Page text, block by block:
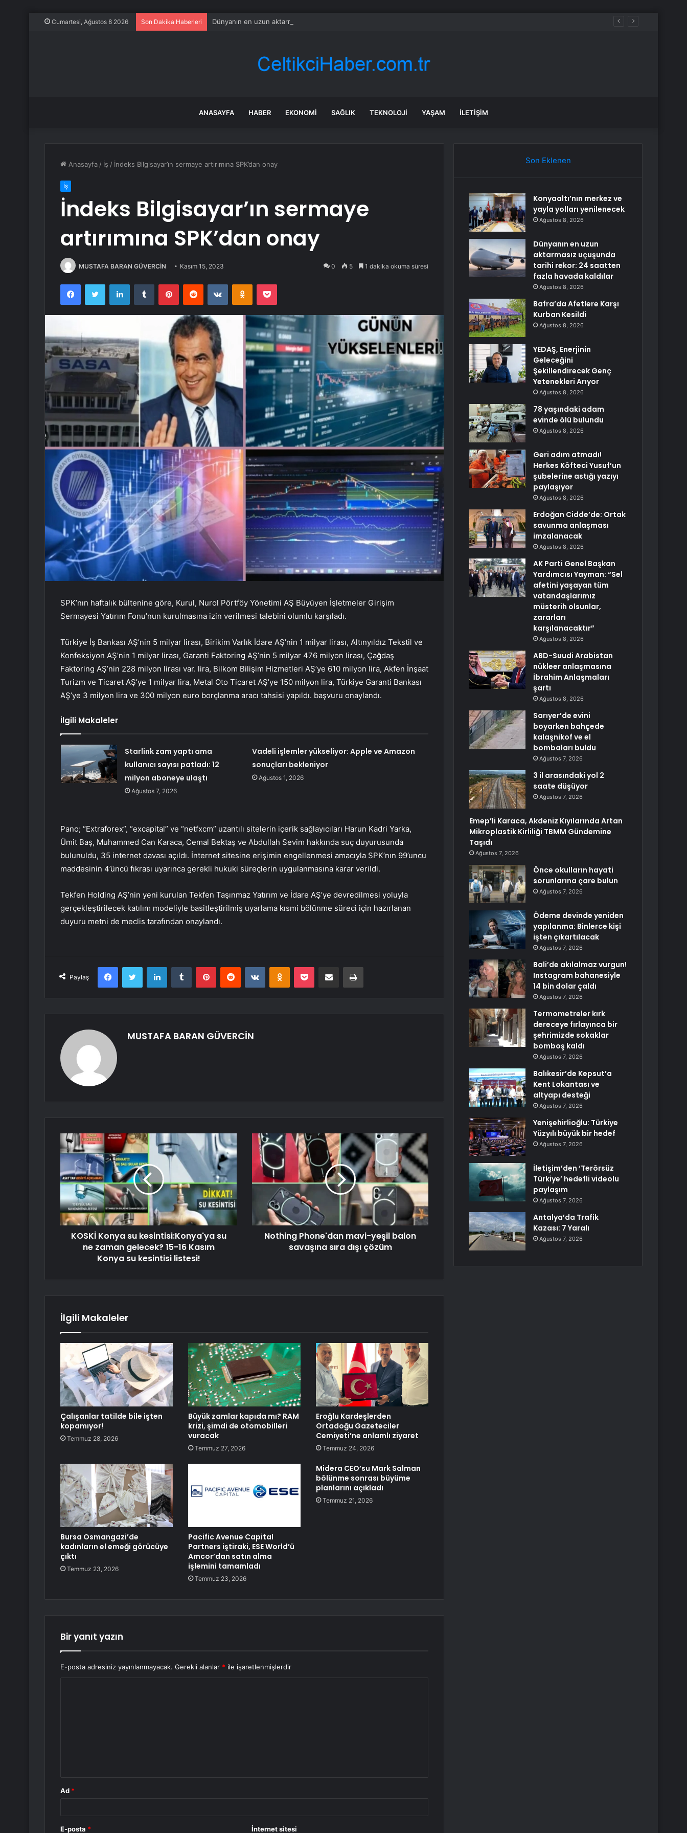
Cumartesi, Ağustos 8 2026 Son Dakika Haberleri Dünyanın en uzun aktarmasız uçuşunda tarihi rekor: 24 saatten fazla havada kaldılar
ANASAYFA HABER EKONOMI SAĞLIK TEKNOLOJI YAŞAM İLETIŞIM
Anasayfa / İş / İndeks Bilgisayar’ın sermaye artırımına SPK’dan onay
İş
İndeks Bilgisayar’ın sermaye
artırımına SPK’dan onay
MUSTAFA BARAN GÜVERCİN Kasım 15, 2023 0 5 1 dakika okuma süresi
FacebookTwitter LinkedInTumblr PinterestReddit VKontakteOdnoklassniki
Pocket
SPK’nın haftalık bültenine göre, Kurul, Nurol Pörtföy Yönetimi AŞ Büyüyen İşletmeler Girişim
Sermayesi Yatırım Fonu’nun kurulmasına izin verilmesi talebini olumlu karşıladı.
Türkiye İş Bankası AŞ’nin 5 milyar lirası, Birikim Varlık İdare AŞ’nin 1 milyar lirası, Altınyıldız Tekstil ve
Konfeksiyon AŞ’nin 1 milyar lirası, Garanti Faktoring AŞ’nin 5 milyar 476 milyon lirası, Çağdaş
Faktoring AŞ’nin 228 milyon lirası var. lira, Bilkom Bilişim Hizmetleri AŞ’ye 610 milyon lira, Akfen İnşaat
Turizm ve Ticaret AŞ’ye 1 milyar lira, Metal Oto Ticaret AŞ’ye 150 milyon lira, Türkiye Garanti Bankası
AŞ’ye 3 milyon lira ve 300 milyon euro borçlanma aracı tahsisi yapıldı. başvuru onaylandı.
İlgili Makaleler
Starlink zam yaptı ama
kullanıcı sayısı patladı: 12
milyon aboneye ulaştı
Ağustos 7, 2026
Vadeli işlemler yükseliyor: Apple ve Amazon
sonuçları bekleniyor
Ağustos 1, 2026
Pano; “Extraforex”, “excapital” ve “netfxcm” uzantılı sitelerin içerik sağlayıcıları Harun Kadri Yarka,
Ümit Baş, Muhammed Can Karaca, Cemal Bektaş ve Abdullah Sevim hakkında suç duyurusunda
bulunuldu, 35 internet davası açıldı. İnternet sitesine erişimin engellenmesi amacıyla SPK’nın 99’uncu
maddesinin 4’üncü fıkrası uyarınca gerekli hukuki süreçlerin uygulanmasına karar verildi.
Tekfen Holding AŞ’nin yeni kurulan Tekfen Taşınmaz Yatırım ve İdare AŞ’ye devredilmesi yoluyla
gerçekleştirilecek katılım modeliyle basitleştirilmiş uyarlama kısmi bölünme süreci için hazırlanan
duyuru metni de meclis tarafından onaylandı.
Paylaş
FacebookTwitter LinkedInTumblr PinterestReddit VKontakteOdnoklassniki
Pocket E-Posta ile paylaş Yazdır
MUSTAFA BARAN GÜVERCİN
KOSKİ Konya su kesintisi:Konya'ya su
ne zaman gelecek? 15-16 Kasım
Konya su kesintisi listesi!
Nothing Phone'dan mavi-yeşil balon
savaşına sıra dışı çözüm
İlgili Makaleler
Çalışanlar tatilde bile işten
kopamıyor!
Temmuz 28, 2026
Büyük zamlar kapıda mı? RAM
krizi, şimdi de otomobilleri
vuracak
Temmuz 27, 2026
Eroğlu Kardeşlerden
Ortadoğu Gazeteciler
Cemiyeti’ne anlamlı ziyaret
Temmuz 24, 2026
Bursa Osmangazi’de
kadınların el emeği görücüye
çıktı
Temmuz 23, 2026
Pacific Avenue Capital
Partners iştiraki, ESE World’ü
Amcor’dan satın alma
işlemini tamamladı
Temmuz 23, 2026
Midera CEO’su Mark Salman
bölünme sonrası büyüme
planlarını açıkladı
Temmuz 21, 2026
Bir yanıt yazın
E-posta adresiniz yayınlanmayacak. Gerekli alanlar * ile işaretlenmişlerdir
Ad *
E-posta * İnternet sitesi
Son Eklenen
Konyaaltı’nın merkez ve
yayla yolları yenilenecek
Ağustos 8, 2026
Dünyanın en uzun
aktarmasız uçuşunda
tarihi rekor: 24 saatten
fazla havada kaldılar
Ağustos 8, 2026
Bafra’da Afetlere Karşı
Kurban Kesildi
Ağustos 8, 2026
YEDAŞ, Enerjinin
Geleceğini
Şekillendirecek Genç
Yetenekleri Arıyor
Ağustos 8, 2026
78 yaşındaki adam
evinde ölü bulundu
Ağustos 8, 2026
Geri adım atmadı!
Herkes Köfteci Yusuf’un
şubelerine astığı yazıyı
paylaşıyor
Ağustos 8, 2026
Erdoğan Cidde’de: Ortak
savunma anlaşması
imzalanacak
Ağustos 8, 2026
AK Parti Genel Başkan
Yardımcısı Yayman: “Sel
afetini yaşayan tüm
vatandaşlarımız
müsterih olsunlar,
zararları
karşılanacaktır”
Ağustos 8, 2026
ABD-Suudi Arabistan
nükleer anlaşmasına
İbrahim Anlaşmaları
şartı
Ağustos 8, 2026
Sarıyer’de evini
boyarken bahçede
kalaşnikof ve el
bombaları buldu
Ağustos 7, 2026
3 il arasındaki yol 2
saate düşüyor
Ağustos 7, 2026
Emep’li Karaca, Akdeniz Kıyılarında Artan
Mikroplastik Kirliliği TBMM Gündemine
Taşıdı
Ağustos 7, 2026
Önce okulların hayati
sorunlarına çare bulun
Ağustos 7, 2026
Ödeme devinde yeniden
yapılanma: Binlerce kişi
işten çıkartılacak
Ağustos 7, 2026
Bali’de akılalmaz vurgun!
Instagram bahanesiyle
14 bin dolar çaldı
Ağustos 7, 2026
Termometreler kırk
dereceye fırlayınca bir
şehrimizde sokaklar
bomboş kaldı
Ağustos 7, 2026
Balıkesir’de Kepsut’a
Kent Lokantası ve
altyapı desteği
Ağustos 7, 2026
Yenişehirlioğlu: Türkiye
Yüzyılı büyük bir hedef
Ağustos 7, 2026
İletişim’den ‘Terörsüz
Türkiye’ hedefli videolu
paylaşım
Ağustos 7, 2026
Antalya’da Trafik
Kazası: 7 Yaralı
Ağustos 7, 2026